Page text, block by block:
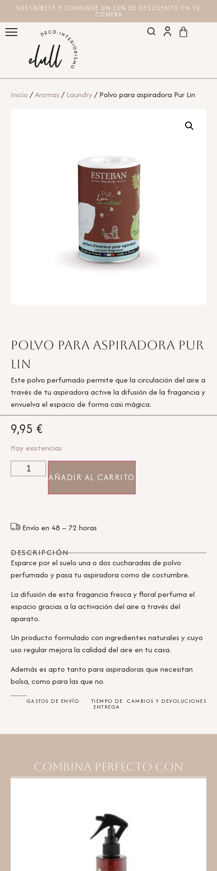
SUSCRÍBETE Y CONSIGUE UN 10% DE DESCUENTO EN TU
COMPRA
Inicio/Aromas/Laundry/ Polvo para aspiradora Pur Lin
Polvo para aspiradora Pur
Lin
Este polvo perfumado permite que la circulación del aire a
través de tu aspiradora active la difusión de la fragancia y
envuelva el espacio de forma casi mágica.
9,95 €
Hay existencias
AÑADIR AL CARRITO
Envío en 48 – 72 horas
DESCRIPCIÓN
Esparce por el suelo una o dos cucharadas de polvo
perfumado y pasa tu aspiradora como de costumbre.
La difusión de esta fragancia fresca y floral perfuma el
espacio gracias a la activación del aire a través del
aparato.
Un producto formulado con ingredientes naturales y cuyo
uso regular mejora la calidad del aire en tu casa.
Además es apto tanto para aspiradoras que necesitan
bolsa, como para las que no.
GASTOS DE ENVÍO TIEMPO DE
ENTREGA
CAMBIOS Y DEVOLUCIONES
Combina perfecto con